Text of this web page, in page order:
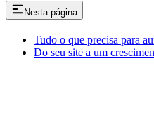
Nesta página
Tudo o que precisa para
Do seu site a um